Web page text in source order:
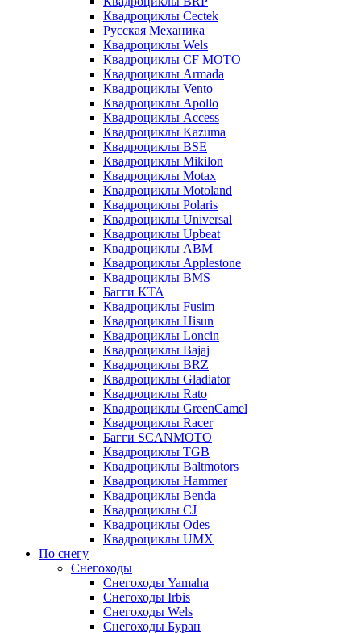
Квадроциклы Cectek
Русская Механика
Квадроциклы Wels
Квадроциклы CF MOTO
Квадроциклы Armada
Квадроциклы Vento
Квадроциклы Apollo
Квадроциклы Access
Квадроциклы Kazuma
Квадроциклы BSE
Квадроциклы Mikilon
Квадроциклы Motax
Квадроциклы Motoland
Квадроциклы Polaris
Квадроциклы Universal
Квадроциклы Upbeat
Квадроциклы ABM
Квадроциклы Applestone
Квадроциклы BMS
Багги KTA
Квадроциклы Fusim
Квадроциклы Hisun
Квадроциклы Loncin
Квадроциклы Bajaj
Квадроциклы BRZ
Квадроциклы Gladiator
Квадроциклы Rato
Квадроциклы GreenCamel
Квадроциклы Racer
Багги SCANMOTO
Квадроциклы TGB
Квадроциклы Baltmotors
Квадроциклы Hammer
Квадроциклы Benda
Квадроциклы CJ
Квадроциклы Odes
Квадроциклы UMX
По снегу
Снегоходы
Снегоходы Yamaha
Снегоходы Irbis
Снегоходы Wels
Снегоходы Буран